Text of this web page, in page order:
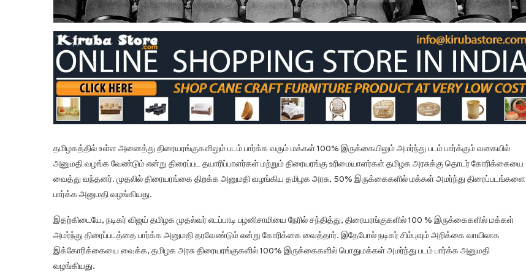
தமிழகத்தில் உள்ள அனைத்து திரையரங்குகளிலும் படம் பார்க்க வரும் மக்கள் 100% இருக்கையிலும் அமர்ந்து படம் பார்க்கும் வகையில்
அனுமதி வழங்க வேண்டும் என்று திரைப்பட தயாரிப்பாளர்கள் மற்றும் திரையரங்கு உரிமையாளர்கள் தமிழக அரசுக்கு தொடர் கோரிக்கையை
வைத்து வந்தனர். முதலில் திரையரங்கை திறக்க அனுமதி வழங்கிய தமிழக அரசு, 50% இருக்கைகளில் மக்கள் அமர்ந்து திரைப்படங்களை
பார்க்க அனுமதி வழங்கியது.
இதற்கிடையே, நடிகர் விஜய் தமிழக முதல்வர் எடப்பாடி பழனிசாமியை நேரில் சந்தித்து, திரையரங்குகளில் 100 % இருக்கைகளில் மக்கள்
அமர்ந்து திரைப்படத்தை பார்க்க அனுமதி தரவேண்டும் என்று கோரிக்கை வைத்தார். இதேபோல் நடிகர் சிம்புவும் அறிக்கை வாயிலாக
இக்கோரிக்கையை வைக்க, தமிழக அரசு திரையரங்குகளில் 100% இருக்கைகளில் பொதுமக்கள் அமர்ந்து படம் பார்க்க அனுமதி
வழங்கியது.